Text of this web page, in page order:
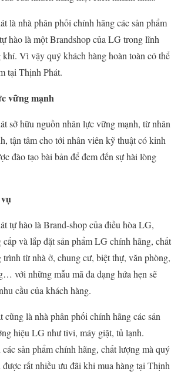
là nhà phân phối chính hãng các sản phẩm
hào là một Brandshop của LG trong lĩnh
Vì vậy quý khách hàng hoàn toàn có thể
tại Thịnh Phát.
vững mạnh
sở hữu nguồn nhân lực vững mạnh, từ nhân
tận tâm cho tới nhân viên kỹ thuật có kinh
đào tạo bài bản để đem đến sự hài lòng
tự hào là Brand-shop của điều hòa LG,
và lắp đặt sản phẩm LG chính hãng, chất
từ nhà ở, chung cư, biệt thự, văn phòng,
với những mẫu mã đa dạng hứa hẹn sẽ
cầu của khách hàng.
là nhà phân phối chính hãng các sản
hiệu LG như tivi, máy giặt, tủ lạnh.
sản phẩm chính hãng, chất lượng mà quý
được rất nhiều ưu đãi khi mua hàng tại Thịnh